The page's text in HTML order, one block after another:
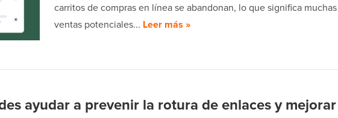
carritos de compras en línea se abandonan, lo que significa muchas
ventas potenciales... Leer más »
ayudar a prevenir la rotura de enlaces y mejorar